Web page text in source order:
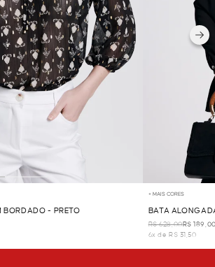
BORDADO - PRETO
+ MAIS CORES
BATA
R$ 628,00R$
6x de R$ 31,50